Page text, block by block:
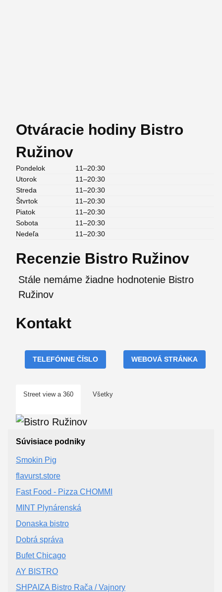
Otváracie hodiny Bistro
Ružinov
Pondelok
11–20:30
Utorok
11–20:30
Streda
11–20:30
Štvrtok
11–20:30
Piatok
11–20:30
Sobota
11–20:30
Nedeľa
11–20:30
Recenzie Bistro Ružinov
Stále nemáme žiadne hodnotenie Bistro
Ružinov
Kontakt
TELEFÓNNE ČÍSLO WEBOVÁ STRÁNKA
Street view a 360 Všetky
Súvisiace podniky
Smokin Pig
flavurst.store
Fast Food - Pizza CHOMMI
MINT Plynárenská
Donaska bistro
Dobrá správa
Bufet Chicago
AY BISTRO
SHPAIZA Bistro Rača / Vajnory